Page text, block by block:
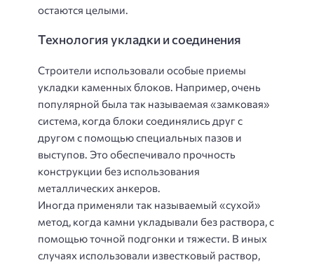
остаются целыми.
Технология укладки и соединения
Строители использовали особые приемы
укладки каменных блоков. Например, очень
популярной была так называемая «замковая»
система, когда блоки соединялись друг с
другом с помощью специальных пазов и
выступов. Это обеспечивало прочность
конструкции без использования
металлических анкеров.
Иногда применяли так называемый «сухой»
метод, когда камни укладывали без раствора, с
помощью точной подгонки и тяжести. В иных
случаях использовали известковый раствор,